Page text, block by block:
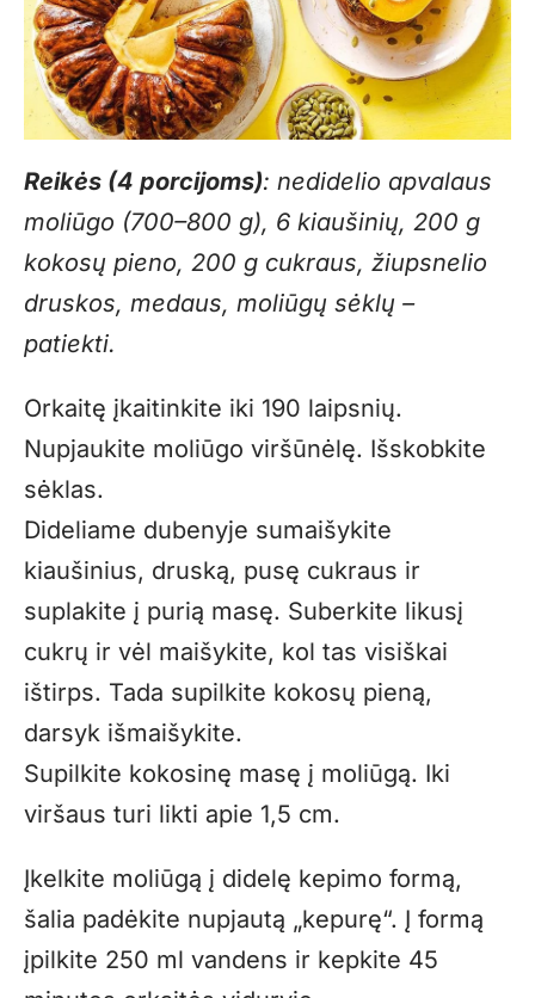
Reikės (4 porcijoms): nedidelio apvalaus
moliūgo (700–800 g), 6 kiaušinių, 200 g
kokosų pieno, 200 g cukraus, žiupsnelio
druskos, medaus, moliūgų sėklų –
patiekti.
Orkaitę įkaitinkite iki 190 laipsnių.
Nupjaukite moliūgo viršūnėlę. Išskobkite
sėklas.
Dideliame dubenyje sumaišykite
kiaušinius, druską, pusę cukraus ir
suplakite į purią masę. Suberkite likusį
cukrų ir vėl maišykite, kol tas visiškai
ištirps. Tada supilkite kokosų pieną,
darsyk išmaišykite.
Supilkite kokosinę masę į moliūgą. Iki
viršaus turi likti apie 1,5 cm.
Įkelkite moliūgą į didelę kepimo formą,
šalia padėkite nupjautą „kepurę“. Į formą
įpilkite 250 ml vandens ir kepkite 45